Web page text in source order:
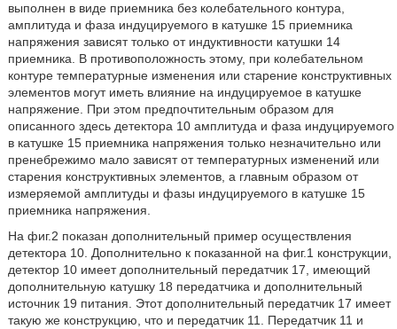
выполнен в виде приемника без колебательного контура,
амплитуда и фаза индуцируемого в катушке 15 приемника
напряжения зависят только от индуктивности катушки 14
приемника. В противоположность этому, при колебательном
контуре температурные изменения или старение конструктивных
элементов могут иметь влияние на индуцируемое в катушке
напряжение. При этом предпочтительным образом для
описанного здесь детектора 10 амплитуда и фаза индуцируемого
в катушке 15 приемника напряжения только незначительно или
пренебрежимо мало зависят от температурных изменений или
старения конструктивных элементов, а главным образом от
измеряемой амплитуды и фазы индуцируемого в катушке 15
приемника напряжения.
На фиг.2 показан дополнительный пример осуществления
детектора 10. Дополнительно к показанной на фиг.1 конструкции,
детектор 10 имеет дополнительный передатчик 17, имеющий
дополнительную катушку 18 передатчика и дополнительный
источник 19 питания. Этот дополнительный передатчик 17 имеет
такую же конструкцию, что и передатчик 11. Передатчик 11 и